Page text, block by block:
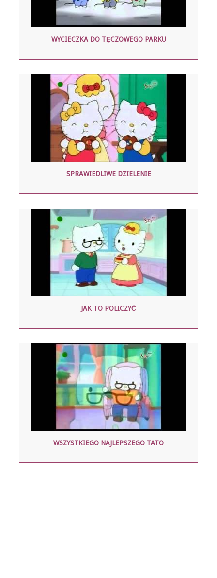
WYCIECZKA DO TĘCZOWEGO PARKU
SPRAWIEDLIWE DZIELENIE
JAK TO POLICZYĆ
WSZYSTKIEGO NAJLEPSZEGO TATO